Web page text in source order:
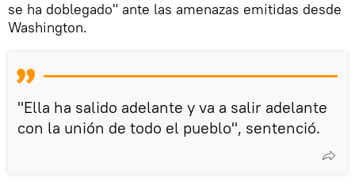
se ha doblegado" ante las amenazas emitidas desde
Washington.
"Ella ha salido adelante y va a salir adelante
con la unión de todo el pueblo", sentenció.